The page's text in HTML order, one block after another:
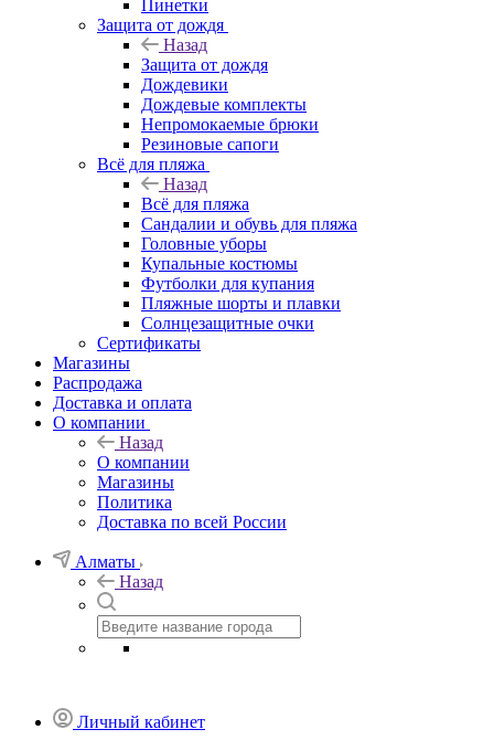
Пинетки
Защита от дождя
Назад
Защита от дождя
Дождевики
Дождевые комплекты
Непромокаемые брюки
Резиновые сапоги
Всё для пляжа
Назад
Всё для пляжа
Сандалии и обувь для пляжа
Головные уборы
Купальные костюмы
Футболки для купания
Пляжные шорты и плавки
Солнцезащитные очки
Сертификаты
Магазины
Распродажа
Доставка и оплата
О компании
Назад
О компании
Магазины
Политика
Доставка по всей России
Алматы
Назад
Личный кабинет